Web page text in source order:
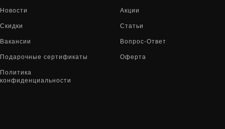
Новости Акции
Скидки Статьи
Вакансии Вопрос-Ответ
Подарочные сертификаты Оферта
Политика
конфиденциальности